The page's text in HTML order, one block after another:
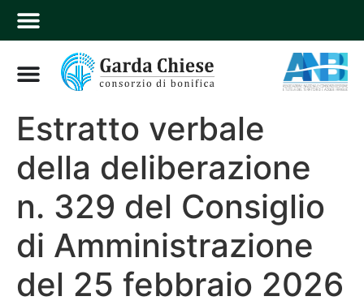
Estratto verbale
della deliberazione
n. 329 del Consiglio
di Amministrazione
del 25 febbraio 2026